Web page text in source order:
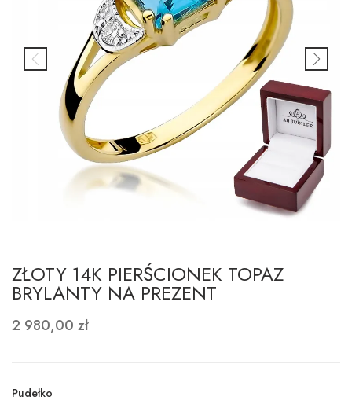
ZŁOTY 14K PIERŚCIONEK TOPAZ
BRYLANTY NA PREZENT
2 980,00 zł
Pudełko